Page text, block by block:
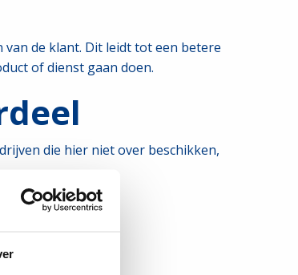
de klant. Dit leidt tot een betere
of dienst gaan doen.
die hier niet over beschikken,